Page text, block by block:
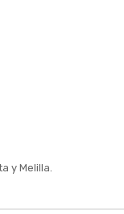
y Melilla.